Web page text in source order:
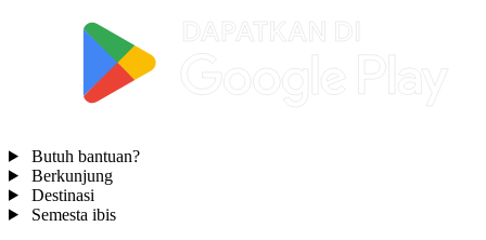
Butuh bantuan?
Berkunjung
Destinasi
Semesta ibis